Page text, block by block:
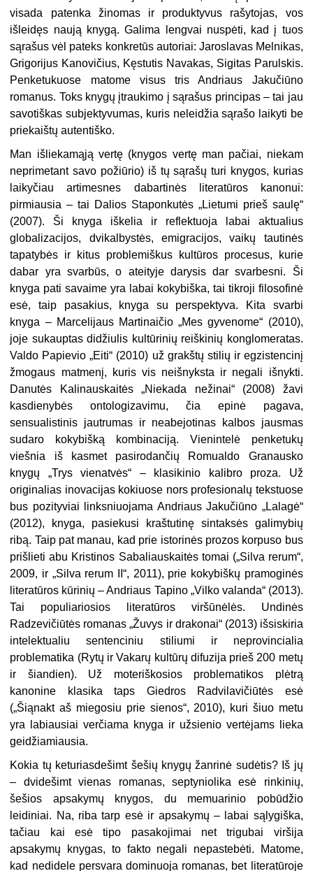
visada patenka žinomas ir produktyvus rašytojas, vos
išleidęs naują knygą. Galima lengvai nuspėti, kad į tuos
sąrašus vėl pateks konkretūs autoriai: Jaroslavas Melnikas,
Grigorijus Kanovičius, Kęstutis Navakas, Sigitas Parulskis.
Penketukuose matome visus tris Andriaus Jakučiūno
romanus. Toks knygų įtraukimo į sąrašus principas – tai jau
savotiškas subjektyvumas, kuris neleidžia sąrašo laikyti be
priekaištų autentiško.
Man išliekamąją vertę (knygos vertę man pačiai, niekam
neprimetant savo požiūrio) iš tų sąrašų turi knygos, kurias
laikyčiau artimesnes dabartinės literatūros kanonui:
pirmiausia – tai Dalios Staponkutės „Lietumi prieš saulę“
(2007). Ši knyga iškelia ir reflektuoja labai aktualius
globalizacijos, dvikalbystės, emigracijos, vaikų tautinės
tapatybės ir kitus problemiškus kultūros procesus, kurie
dabar yra svarbūs, o ateityje darysis dar svarbesni. Ši
knyga pati savaime yra labai kokybiška, tai tikroji filosofinė
esė, taip pasakius, knyga su perspektyva. Kita svarbi
knyga – Marcelijaus Martinaičio „Mes gyvenome“ (2010),
joje sukauptas didžiulis kultūrinių reiškinių konglomeratas.
Valdo Papievio „Eiti“ (2010) už grakštų stilių ir egzistencinį
žmogaus matmenį, kuris vis neišnyksta ir negali išnykti.
Danutės Kalinauskaitės „Niekada nežinai“ (2008) žavi
kasdienybės ontologizavimu, čia epinė pagava,
sensualistinis jautrumas ir neabejotinas kalbos jausmas
sudaro kokybišką kombinaciją. Vienintelė penketukų
viešnia iš kasmet pasirodančių Romualdo Granausko
knygų „Trys vienatvės“ – klasikinio kalibro proza. Už
originalias inovacijas kokiuose nors profesionalų tekstuose
bus pozityviai linksniuojama Andriaus Jakučiūno „Lalagė“
(2012), knyga, pasiekusi kraštutinę sintaksės galimybių
ribą. Taip pat manau, kad prie istorinės prozos korpuso bus
prišlieti abu Kristinos Sabaliauskaitės tomai („Silva rerum“,
2009, ir „Silva rerum II“, 2011), prie kokybiškų pramoginės
literatūros kūrinių – Andriaus Tapino „Vilko valanda“ (2013).
Tai populiariosios literatūros viršūnėlės. Undinės
Radzevičiūtės romanas „Žuvys ir drakonai“ (2013) išsiskiria
intelektualiu sentenciniu stiliumi ir neprovincialia
problematika (Rytų ir Vakarų kultūrų difuzija prieš 200 metų
ir šiandien). Už moteriškosios problematikos plėtrą
kanonine klasika taps Giedros Radvilavičiūtės esė
(„Šiąnakt aš miegosiu prie sienos“, 2010), kuri šiuo metu
yra labiausiai verčiama knyga ir užsienio vertėjams lieka
geidžiamiausia.
Kokia tų keturiasdešimt šešių knygų žanrinė sudėtis? Iš jų
– dvidešimt vienas romanas, septyniolika esė rinkinių,
šešios apsakymų knygos, du memuarinio pobūdžio
leidiniai. Na, riba tarp esė ir apsakymų – labai sąlygiška,
tačiau kai esė tipo pasakojimai net trigubai viršija
apsakymų knygas, to fakto negali nepastebėti. Matome,
kad nedidele persvara dominuoja romanas, bet literatūroje